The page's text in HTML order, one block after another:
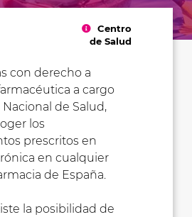
Centro
de Salud
con derecho a
a cargo
de Salud,
los
prescritos en
en cualquier
de España.
la posibilidad de